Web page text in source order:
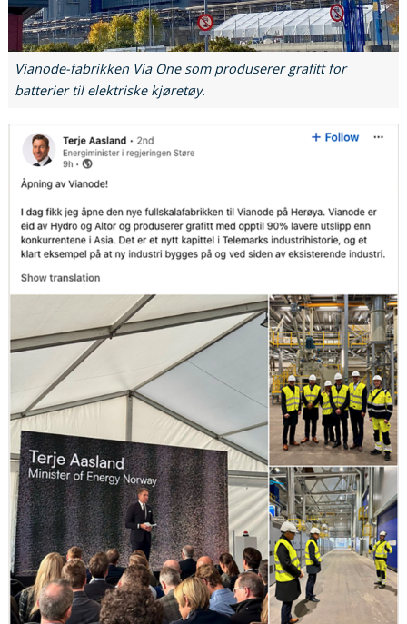
Vianode-fabrikken Via One som produserer grafitt for
batterier til elektriske kjøretøy.